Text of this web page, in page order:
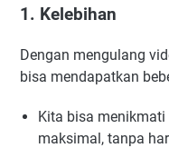
1. Kelebihan
Dengan mengulang
bisa mendapatkan
Kita bisa
maksimal, tanpa